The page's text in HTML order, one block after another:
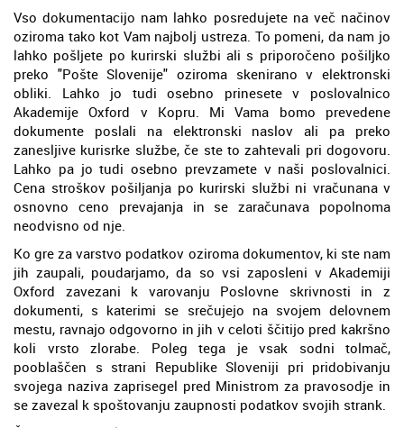
Vso dokumentacijo nam lahko posredujete na več načinov
oziroma tako kot Vam najbolj ustreza. To pomeni, da nam jo
lahko pošljete po kurirski službi ali s priporočeno pošiljko
preko "Pošte Slovenije" oziroma skenirano v elektronski
obliki. Lahko jo tudi osebno prinesete v poslovalnico
Akademije Oxford v Kopru. Mi Vama bomo prevedene
dokumente poslali na elektronski naslov ali pa preko
zanesljive kurisrke službe, če ste to zahtevali pri dogovoru.
Lahko pa jo tudi osebno prevzamete v naši poslovalnici.
Cena stroškov pošiljanja po kurirski službi ni vračunana v
osnovno ceno prevajanja in se zaračunava popolnoma
neodvisno od nje.
Ko gre za varstvo podatkov oziroma dokumentov, ki ste nam
jih zaupali, poudarjamo, da so vsi zaposleni v Akademiji
Oxford zavezani k varovanju Poslovne skrivnosti in z
dokumenti, s katerimi se srečujejo na svojem delovnem
mestu, ravnajo odgovorno in jih v celoti ščitijo pred kakršno
koli vrsto zlorabe. Poleg tega je vsak sodni tolmač,
pooblaščen s strani Republike Sloveniji pri pridobivanju
svojega naziva zaprisegel pred Ministrom za pravosodje in
se zavezal k spoštovanju zaupnosti podatkov svojih strank.